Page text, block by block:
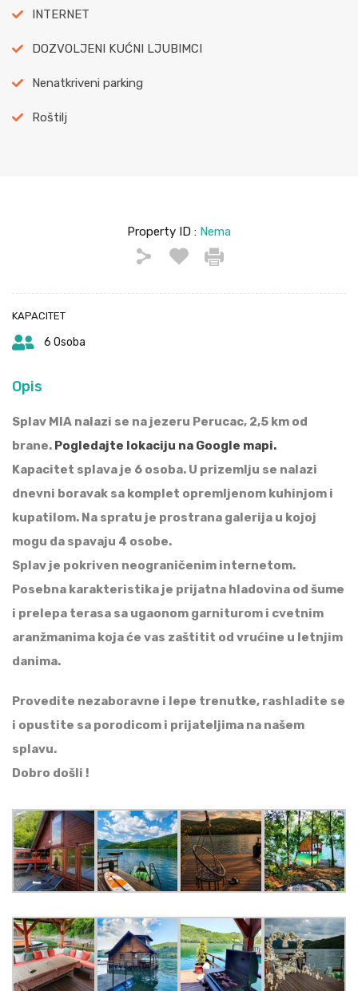
INTERNET
DOZVOLJENI KUĆNI LJUBIMCI
Nenatkriveni parking
Roštilj
Property ID : Nema
KAPACITET
6 Osoba
Opis
Splav MIA nalazi se na jezeru Perucac, 2,5 km od
brane. Pogledajte lokaciju na Google mapi.
Kapacitet splava je 6 osoba. U prizemlju se nalazi
dnevni boravak sa komplet opremljenom kuhinjom i
kupatilom. Na spratu je prostrana galerija u kojoj
mogu da spavaju 4 osobe.
Splav je pokriven neograničenim internetom.
Posebna karakteristika je prijatna hladovina od šume
i prelepa terasa sa ugaonom garniturom i cvetnim
aranžmanima koja će vas zaštitit od vrućine u letnjim
danima.
Provedite nezaboravne i lepe trenutke, rashladite se
i opustite sa porodicom i prijateljima na našem
splavu.
Dobro došli !